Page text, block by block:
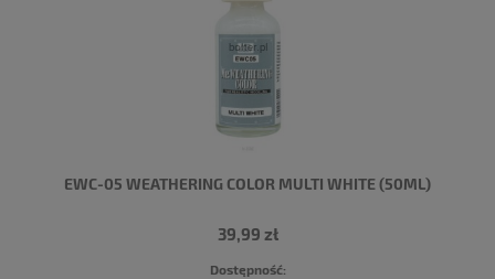
EWC-05 WEATHERING COLOR MULTI WHITE (50ML)
39,99 zł
Dostępność: